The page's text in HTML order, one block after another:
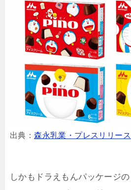
出典：森永乳業・プレスリリース
しかもドラえもんパッケージ